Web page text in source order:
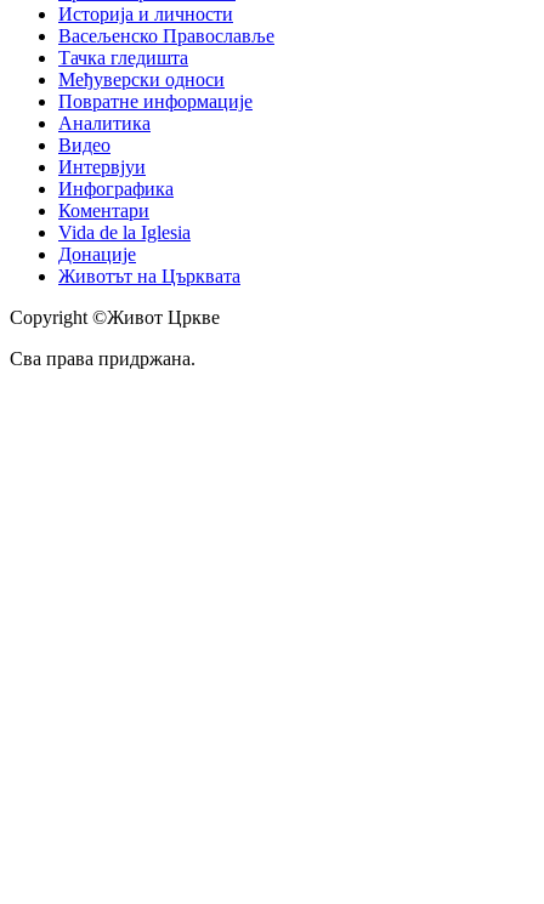
Историја и личности
Васељенско Православље
Тачка гледишта
Међуверски односи
Повратне информације
Аналитика
Видео
Интервјуи
Инфографика
Коментари
Vida de la Iglesia
Донације
Животът на Църквата
Copyright ©Живот Цркве
Сва права придржана.